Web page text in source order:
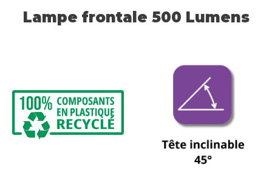
Lampe frontale 500 Lumens